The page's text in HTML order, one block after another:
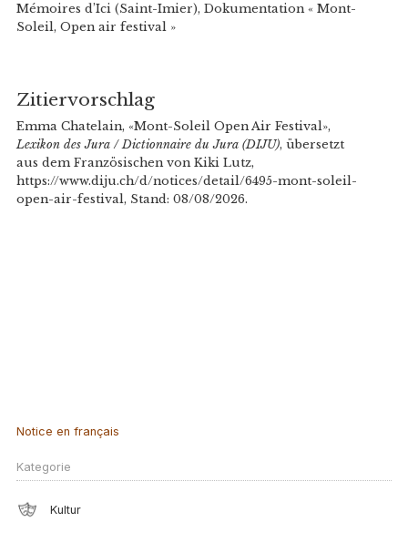
Mémoires d’Ici (Saint-Imier), Dokumentation « Mont-
Soleil, Open air festival »
Zitiervorschlag
Emma Chatelain, «Mont-Soleil Open Air Festival»,
Lexikon des Jura / Dictionnaire du Jura (DIJU), übersetzt
aus dem Französischen von Kiki Lutz,
https://www.diju.ch/d/notices/detail/6495-mont-soleil-
open-air-festival, Stand: 08/08/2026.
Notice en français
Kategorie
Kultur